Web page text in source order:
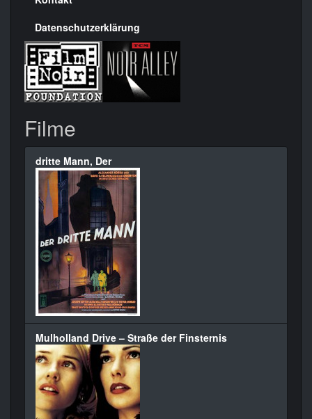
Datenschutzerklärung
Filme
dritte Mann, Der
Mulholland Drive – Straße der Finsternis